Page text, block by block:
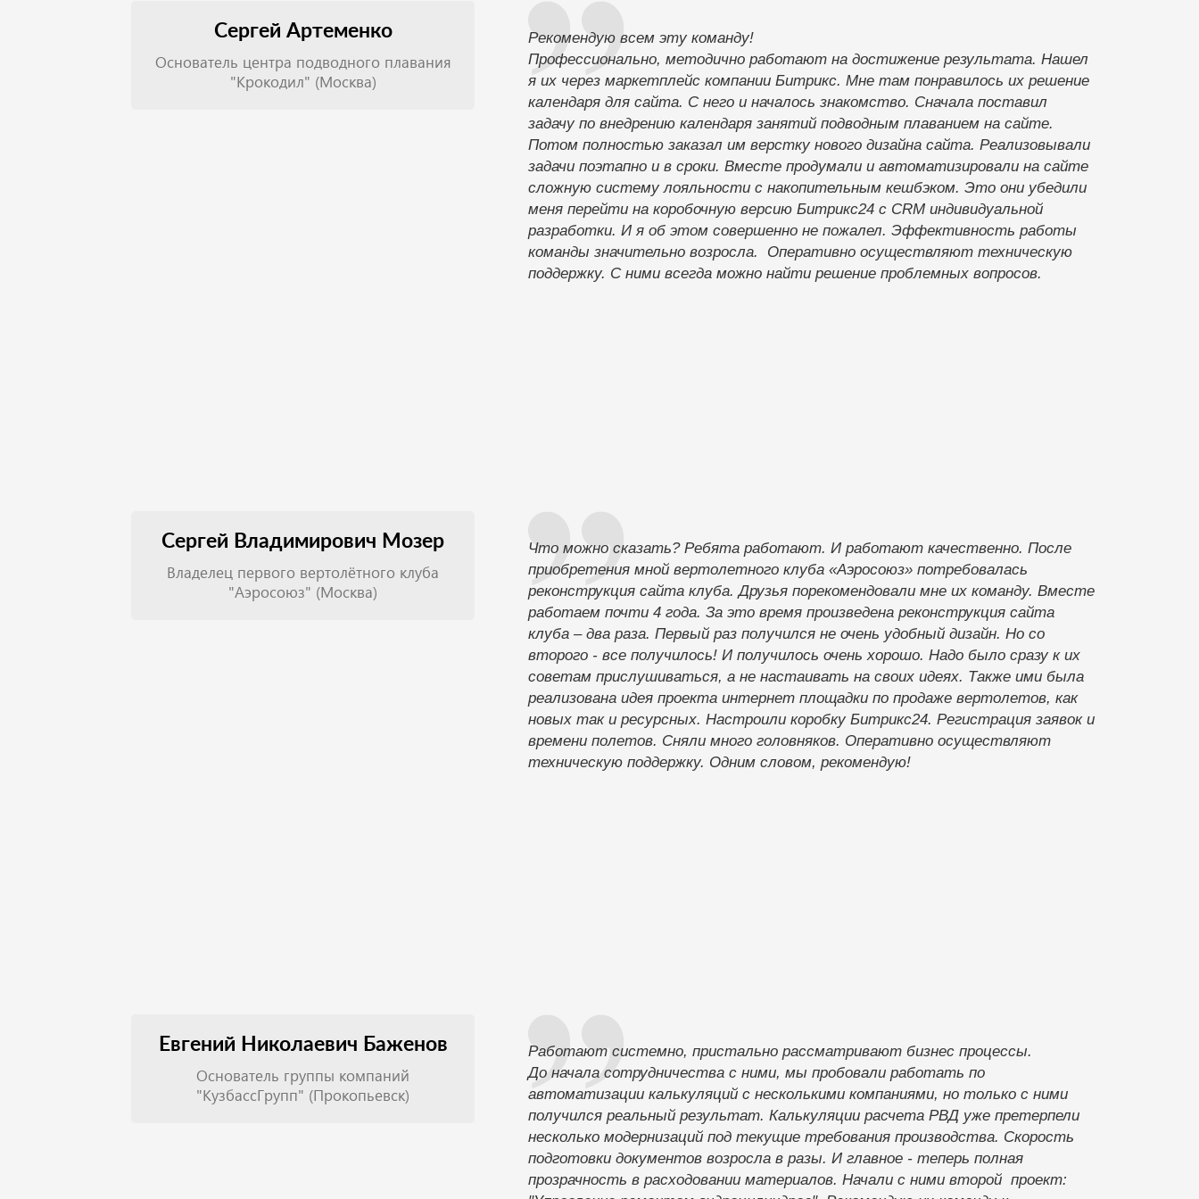
Рекомендую всем эту команду!
Профессионально, методично работают на достижение результата. Нашел
я их через маркетплейс компании Битрикс. Мне там понравилось их решение
календаря для сайта. С него и началось знакомство. Сначала поставил
задачу по внедрению календаря занятий подводным плаванием на сайте.
Потом полностью заказал им верстку нового дизайна сайта. Реализовывали
задачи поэтапно и в сроки. Вместе продумали и автоматизировали на сайте
сложную систему лояльности с накопительным кешбэком. Это они убедили
меня перейти на коробочную версию Битрикс24 с CRM индивидуальной
разработки. И я об этом совершенно не пожалел. Эффективность работы
команды значительно возросла. Оперативно осуществляют техническую
поддержку. С ними всегда можно найти решение проблемных вопросов.
Сергей Артеменко
Основатель центра подводного плавания
"Крокодил" (Москва)
Что можно сказать? Ребята работают. И работают качественно. После
приобретения мной вертолетного клуба «Аэросоюз» потребовалась
реконструкция сайта клуба. Друзья порекомендовали мне их команду. Вместе
работаем почти 4 года. За это время произведена реконструкция сайта
клуба – два раза. Первый раз получился не очень удобный дизайн. Но со
второго - все получилось! И получилось очень хорошо. Надо было сразу к их
советам прислушиваться, а не настаивать на своих идеях. Также ими была
реализована идея проекта интернет площадки по продаже вертолетов, как
новых так и ресурсных. Настроили коробку Битрикс24. Регистрация заявок и
времени полетов. Сняли много головняков. Оперативно осуществляют
техническую поддержку. Одним словом, рекомендую!
Сергей Владимирович Мозер
Владелец первого вертолётного клуба
"Аэросоюз" (Москва)
Работают системно, пристально рассматривают бизнес процессы.
До начала сотрудничества с ними, мы пробовали работать по
автоматизации калькуляций с несколькими компаниями, но только с ними
получился реальный результат. Калькуляции расчета РВД уже претерпели
несколько модернизаций под текущие требования производства. Скорость
подготовки документов возросла в разы. И главное - теперь полная
прозрачность в расходовании материалов. Начали с ними второй проект:
Евгений Николаевич Баженов
Основатель группы компаний
"КузбассГрупп" (Прокопьевск)